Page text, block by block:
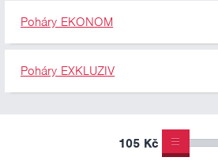
Poháry EKONOM
Poháry EXKLUZIV
105 Kč